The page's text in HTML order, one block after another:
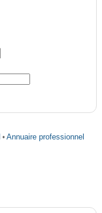
•Annuaire professionnel